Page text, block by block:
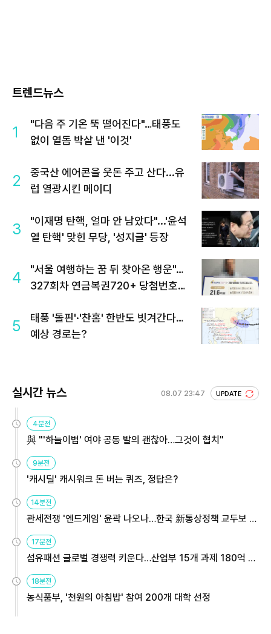
트렌드뉴스
1
"다음 주 기온 뚝 떨어진다"…태풍도
없이 열돔 박살 낸 '이것'
2
중국산 에어콘을 웃돈 주고 산다...유
럽 열광시킨 메이디
3
"이재명 탄핵, 얼마 안 남았다"...'윤석
열 탄핵' 맞힌 무당, '성지글' 등장
4
"서울 여행하는 꿈 뒤 찾아온 행운"…
327회차 연금복권720+ 당첨번호조
5
태풍 '돌핀'·'찬홈' 한반도 빗겨간다…
예상 경로는?
실시간 뉴스 08.07 23:47 UPDATE
4분전
與 "'하늘이법' 여야 공동 발의 괜찮아…그것이 협치"
9분전
'캐시딜' 캐시워크 돈 버는 퀴즈, 정답은?
14분전
관세전쟁 '엔드게임' 윤곽 나오나…한국 新통상정책 교두보 활
용해야
17분전
섬유패션 글로벌 경쟁력 키운다…산업부 15개 과제 180억 지
원
18분전
농식품부, '천원의 아침밥' 참여 200개 대학 선정